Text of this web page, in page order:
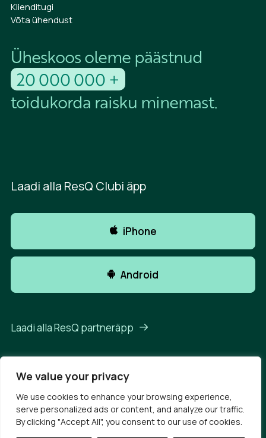
We value your privacy
We use cookies to enhance your browsing experience,
serve personalized ads or content, and analyze our traffic.
By clicking "Accept All", you consent to our use of cookies.
Klienditugi
Võta ühendust
Üheskoos oleme päästnud
20 000 000 +
toidukorda raisku minemast.
Laadi alla ResQ Clubi äpp
iPhone
Android
Laadi alla ResQ partneräpp
© 2026 ResQ Club 2025 Et.All rights reserved
Privaatsusavaldus
Kasutustingimused